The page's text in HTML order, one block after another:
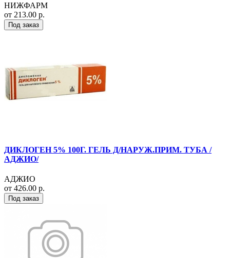
НИЖФАРМ
от 213.00 р.
Под заказ
ДИКЛОГЕН 5% 100Г. ГЕЛЬ Д/НАРУЖ.ПРИМ. ТУБА /
АДЖИО/
АДЖИО
от 426.00 р.
Под заказ